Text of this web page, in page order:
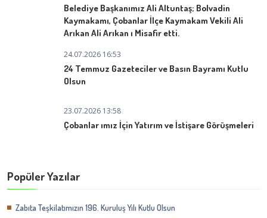
Belediye Başkanımız Ali Altuntaş; Bolvadin
Kaymakamı, Çobanlar İlçe Kaymakam Vekili Ali
Arıkan Ali Arıkan ı Misafir etti.
24.07.2026 16:53
24 Temmuz Gazeteciler ve Basın Bayramı Kutlu
Olsun
23.07.2026 13:58
Çobanlar ımız İçin Yatırım ve İstişare Görüşmeleri
Popüler Yazılar
Zabıta Teşkilatımızın 196. Kuruluş Yılı Kutlu Olsun